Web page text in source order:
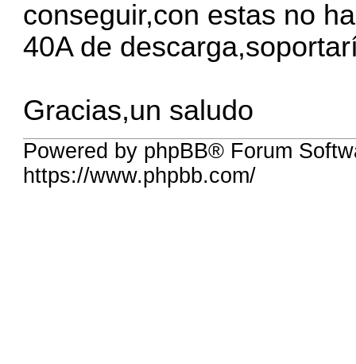
conseguir,con estas no
40A de
Gracias,un saludo
Powered by phpBB® Forum
https://www.phpbb.com/